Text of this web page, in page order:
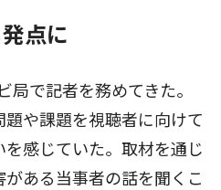
点に
で記者を務めてきた。
や課題を視聴者に向けて
感じていた。取材を通じ
ある当事者の話を聞くこ